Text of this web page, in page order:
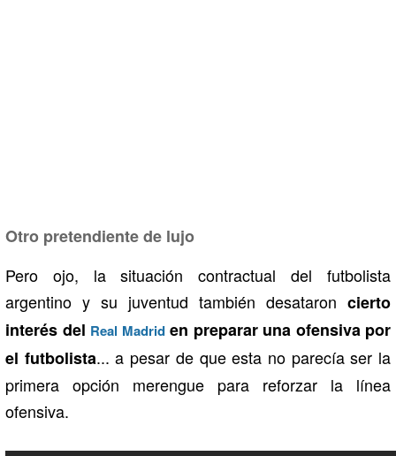
Otro pretendiente de lujo
Pero ojo, la situación contractual del futbolista
argentino y su juventud también desataron cierto
interés del Real Madriden preparar una ofensiva por
el futbolista... a pesar de que esta no parecía ser la
primera opción merengue para reforzar la línea
ofensiva.